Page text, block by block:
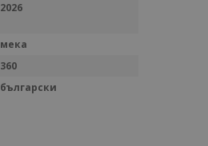
2026
мека
360
български